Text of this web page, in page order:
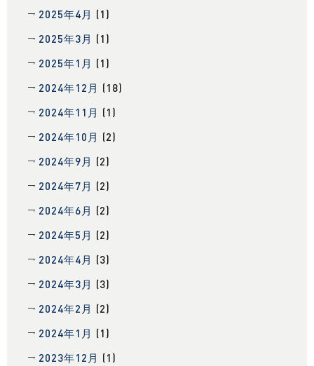
2025年4月 (1)
2025年3月 (1)
2025年1月 (1)
2024年12月 (18)
2024年11月 (1)
2024年10月 (2)
2024年9月 (2)
2024年7月 (2)
2024年6月 (2)
2024年5月 (2)
2024年4月 (3)
2024年3月 (3)
2024年2月 (2)
2024年1月 (1)
2023年12月 (1)